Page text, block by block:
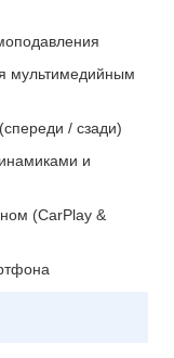
мультимедийным
/ сзади)
и
(CarPlay &